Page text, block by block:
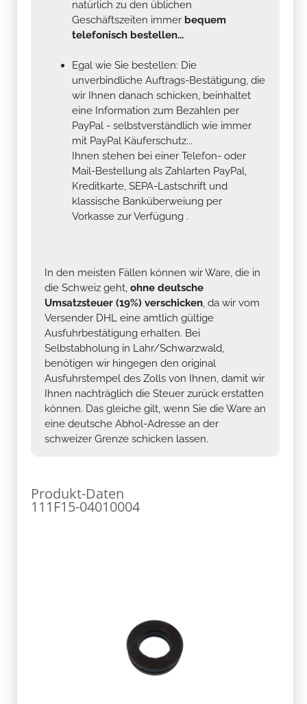
natürlich zu den üblichen
Geschäftszeiten immer bequem
telefonisch bestellen...
Egal wie Sie bestellen: Die
unverbindliche Auftrags-Bestätigung, die
wir Ihnen danach schicken, beinhaltet
eine Information zum Bezahlen per
PayPal - selbstverständlich wie immer
mit PayPal Käuferschutz...
Ihnen stehen bei einer Telefon- oder
Mail-Bestellung als Zahlarten PayPal,
Kreditkarte, SEPA-Lastschrift und
klassische Banküberweiung per
Vorkasse zur Verfügung .
In den meisten Fällen können wir Ware, die in
die Schweiz geht, ohne deutsche
Umsatzsteuer (19%) verschicken, da wir vom
Versender DHL eine amtlich gültige
Ausfuhrbestätigung erhalten. Bei
Selbstabholung in Lahr/Schwarzwald,
benötigen wir hingegen den original
Ausfuhrstempel des Zolls von Ihnen, damit wir
Ihnen nachträglich die Steuer zurück erstatten
können. Das gleiche gilt, wenn Sie die Ware an
eine deutsche Abhol-Adresse an der
schweizer Grenze schicken lassen.
Produkt-Daten
111F15-04010004